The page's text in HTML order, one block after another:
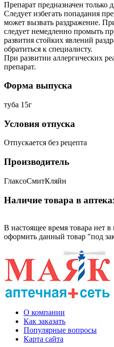
Препарат предназначен только
Следует избегать попадания
может вызвать раздражение.
следует немедленно промыть
развития стойких явлений
обратиться к специалисту.
При развитии аллергических
препарат.
Форма выпуска
туба 15г
Условия отпуска
Отпускается без рецепта
Производитель
ГлаксоСмитКляйн
Наличие товара в
В настоящее время товара нет
оформить данный товар "под
О компании
Как заказать
Популярные вопросы
Карта сайта